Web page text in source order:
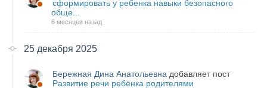
сформировать у ребенка навыки безопасного
обще...
6 месяцев назад
25 декабря 2025
Бережная Дина Анатольевна добавляет пост
Развитие речи ребёнка родителями